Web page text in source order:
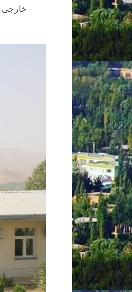
خارجی